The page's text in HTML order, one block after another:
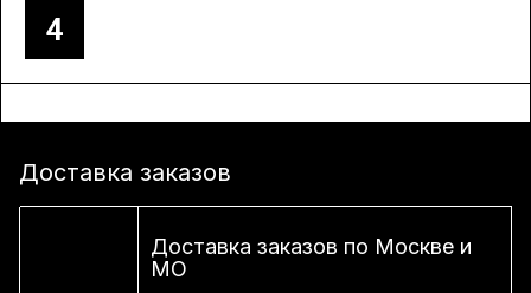
4
Доставка заказов
Доставка заказов по Москве и
МО